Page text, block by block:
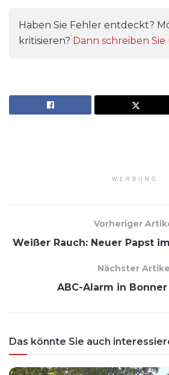
Haben Sie Fehler entdeckt?
kritisieren? Dann schreiben Sie
WERBUNG
Vorheriger
Weißer Rauch: Neuer Papst
Nächster
ABC-Alarm in
Das könnte Sie auch